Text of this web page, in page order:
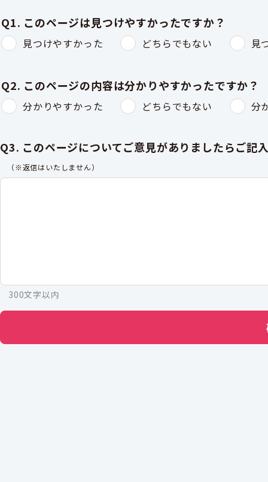
Q1. このページは見つけやすかったですか？
見つけやすかった どちらでもない 見
Q2. このページの内容は分かりやすかったですか？
分かりやすかった どちらでもない 分
Q3. このページについてご意見がありましたらご記
（※返信はいたしません）
300文字以内